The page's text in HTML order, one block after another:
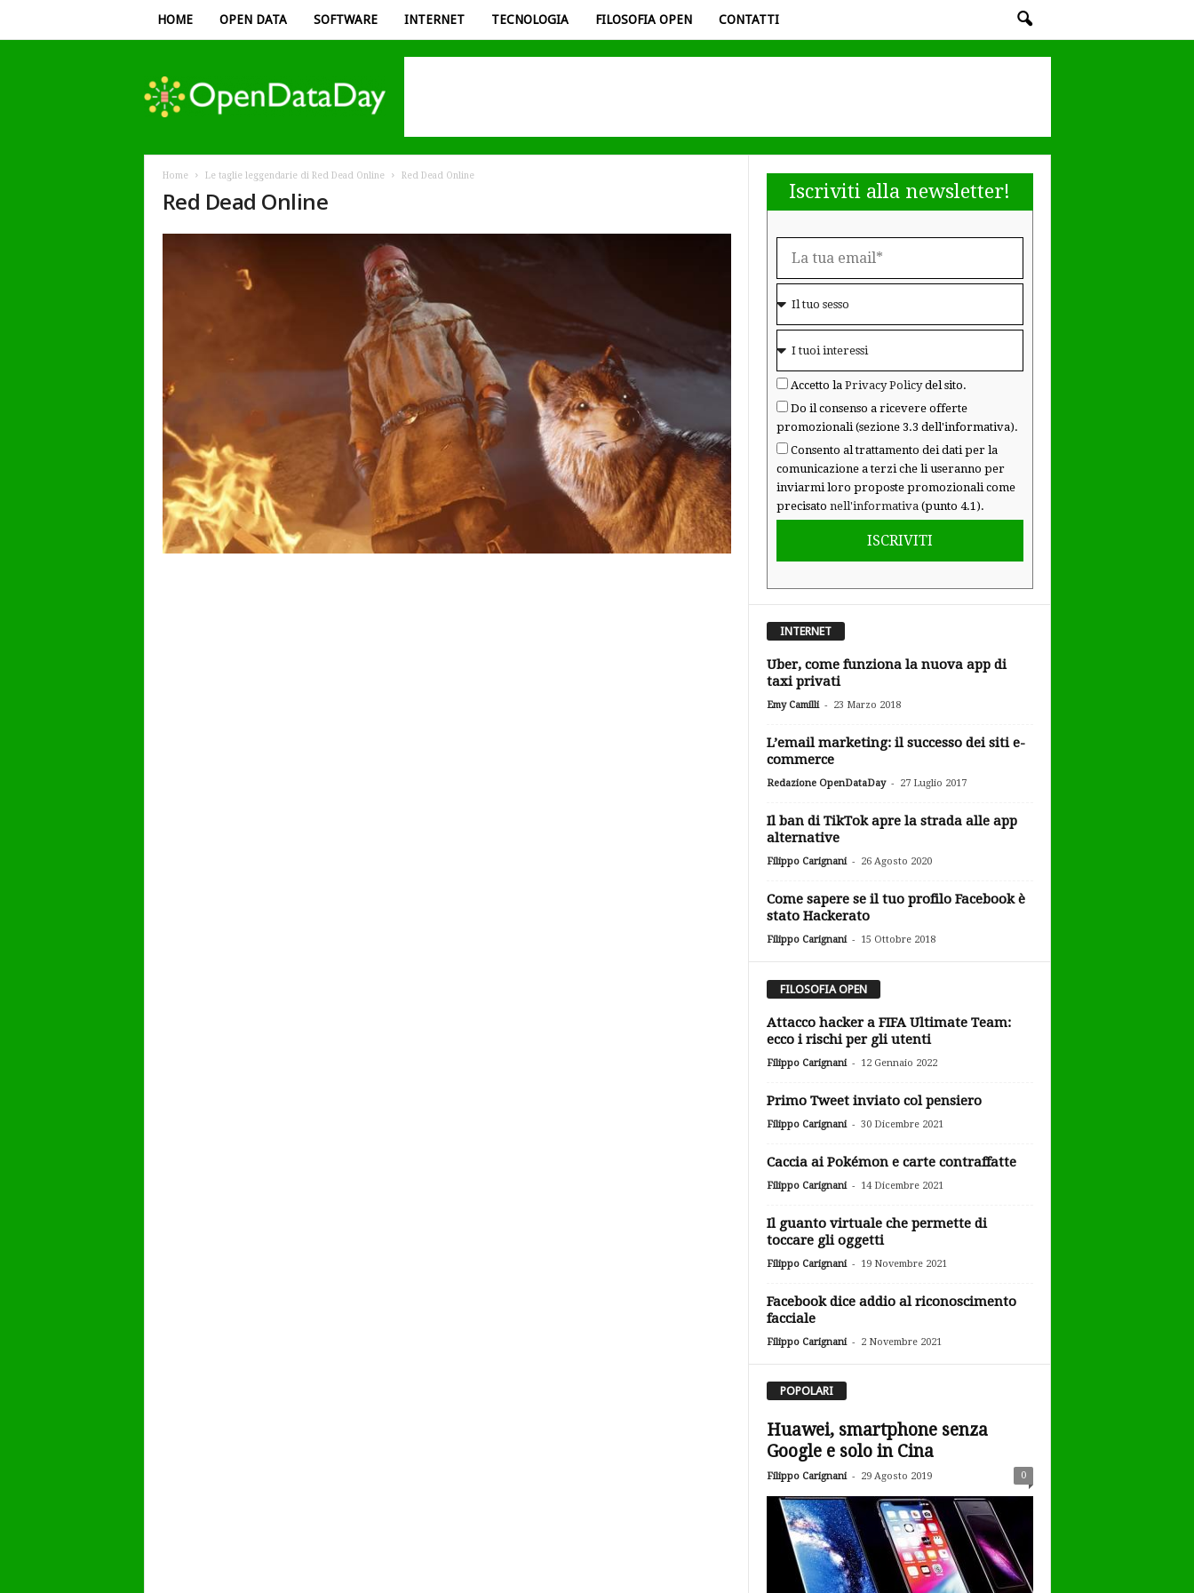
HOME OPEN DATA SOFTWARE INTERNET TECNOLOGIA FILOSOFIA OPEN CONTATTI
Data
Day
Home Le taglie leggendarie di Red Dead Online Red Dead Online
Red Dead Online Iscriviti alla newsletter!
Accetto la Privacy Policydel sito.
Do il consenso a ricevere offerte
promozionali (sezione 3.3 dell'informativa).
Consento al trattamento dei dati per la
comunicazione a terzi che li useranno per
inviarmi loro proposte promozionali come
precisato nell'informativa(punto 4.1).
ISCRIVITI
INTERNET
Uber, come funziona la nuova app di
taxi privati
Emy Camilli - 23 Marzo 2018
L’email marketing: il successo dei siti e-
commerce
Redazione OpenDataDay - 27 Luglio 2017
Il ban di TikTok apre la strada alle app
alternative
Filippo Carignani - 26 Agosto 2020
Come sapere se il tuo profilo Facebook è
stato Hackerato
Filippo Carignani - 15 Ottobre 2018
FILOSOFIA OPEN
Attacco hacker a FIFA Ultimate Team:
ecco i rischi per gli utenti
Filippo Carignani - 12 Gennaio 2022
Primo Tweet inviato col pensiero
Filippo Carignani - 30 Dicembre 2021
Caccia ai Pokémon e carte contraffatte
Filippo Carignani - 14 Dicembre 2021
Il guanto virtuale che permette di
toccare gli oggetti
Filippo Carignani - 19 Novembre 2021
Facebook dice addio al riconoscimento
facciale
Filippo Carignani - 2 Novembre 2021
POPOLARI
Huawei, smartphone senza
Google e solo in Cina
Filippo Carignani - 29 Agosto 2019 0